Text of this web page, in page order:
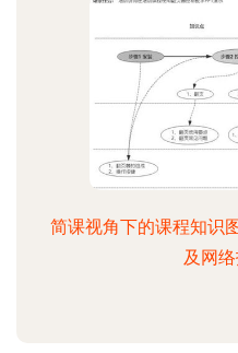
简课视角下的课程知识
及网